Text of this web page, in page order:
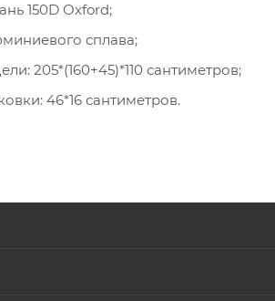
150D Oxford;
сплава;
205*(160+45)*110 сантиметров;
46*16 сантиметров.